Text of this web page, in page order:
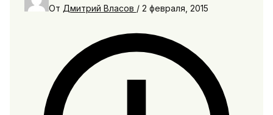
От Дмитрий Власов / 2 февраля, 2015